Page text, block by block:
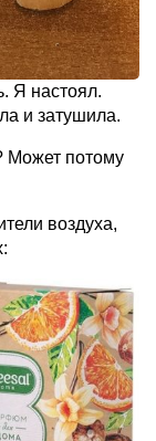
Я настоял.
и затушила.
Может потому
воздуха,